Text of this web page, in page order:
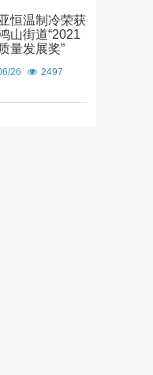
恒温制冷荣获
山街道“2021
量发展奖”
26 2497